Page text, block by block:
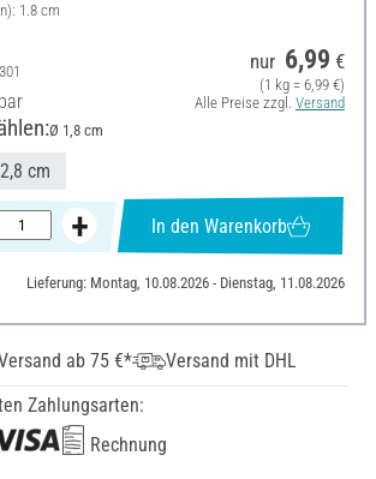
1.8 cm
nur 6,99 €
(1 kg = 6,99 €)
Alle Preise zzgl. Versand
Ø 1,8 cm
cm
In den Warenkorb
Lieferung: Montag, 10.08.2026 - Dienstag, 11.08.2026
ab 75 €*
Versand mit DHL
Zahlungsarten:
Rechnung